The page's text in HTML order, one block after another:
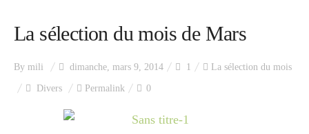
A propos
Index des recettes
Catégories
La sélection du mois de Mars
By mili dimanche, mars 9, 2014 1 La sélection du mois
Divers Permalink 0